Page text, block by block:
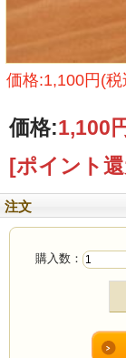
価格:1,100円(税
価格:1,100
[ポイント
注文
購入数：